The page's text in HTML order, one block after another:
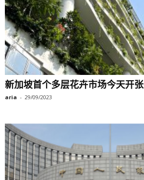
新加坡首个多层花卉市场今天开张
aria - 29/09/2023